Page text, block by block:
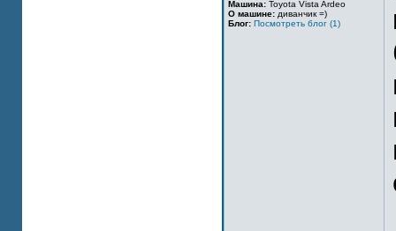
Машина: Toyota Vista Ardeo
О машине: диванчик =)
Блог: Посмотреть блог (1)